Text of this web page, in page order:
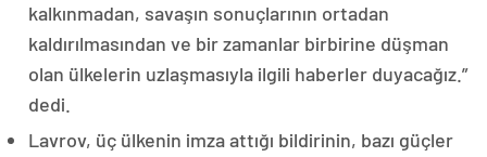
kalkınmadan, savaşın sonuçlarının ortadan
kaldırılmasından ve bir zamanlar birbirine düşman
olan ülkelerin uzlaşmasıyla ilgili haberler duyacağız.”
dedi.
Lavrov, üç ülkenin imza attığı bildirinin, bazı güçler